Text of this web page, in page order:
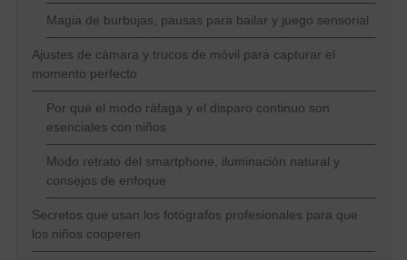
Magia de burbujas, pausas para bailar y juego sensorial
Ajustes de cámara y trucos de móvil para capturar el
momento perfecto
Por qué el modo ráfaga y el disparo continuo son
esenciales con niños
Modo retrato del smartphone, iluminación natural y
consejos de enfoque
Secretos que usan los fotógrafos profesionales para que
los niños cooperen